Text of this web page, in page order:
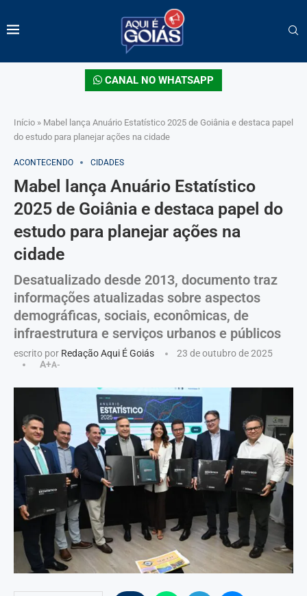
CANAL NO WHATSAPP
Início » Mabel lança Anuário Estatístico 2025 de Goiânia e destaca papel
do estudo para planejar ações na cidade
ACONTECENDO CIDADES
Mabel lança Anuário Estatístico
2025 de Goiânia e destaca papel do
estudo para planejar ações na
cidade
Desatualizado desde 2013, documento traz
informações atualizadas sobre aspectos
demográficas, sociais, econômicas, de
infraestrutura e serviços urbanos e públicos
escrito por Redação Aqui É Goiás
23 de outubro de 2025
A+A-